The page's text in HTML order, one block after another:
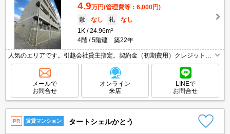
4.9万円(管理費等：6,000円)
敷
なし 礼
なし
1K
24.96m²
4階
5階建 築22年
人気のエリアです。引越会社貸主指定。契約金（初期費用）クレジット決
済可。敷金・礼金・仲介手数料不要。
メールで
お問合せ
オンライン
来店
LINEで
お問合せ
PR 賃貸マンション タートシェルかとう